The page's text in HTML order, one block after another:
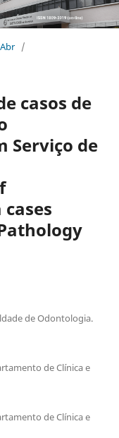
/
casos de
Serviço de
de Odontologia.
de Clí­nica e
de Clí­nica e